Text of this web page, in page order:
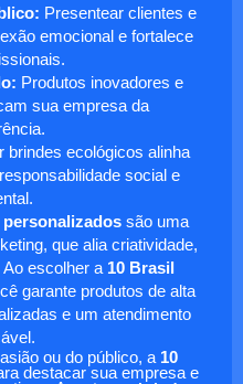
Presentear clientes e
emocional e fortalece
Produtos inovadores e
sua empresa da
brindes ecológicos alinha
social e
são uma
que alia criatividade,
Ao escolher a 10 Brasil
garante produtos de alta
e um atendimento
ou do público, a 10
destacar sua empresa e